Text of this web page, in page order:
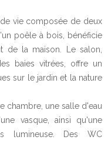
de vie composée de deux
poêle à bois, bénéficie
de la maison. Le salon,
baies vitrées, offre un
sur le jardin et la nature
chambre, une salle d'eau
vasque, ainsi qu'une
lumineuse. Des WC